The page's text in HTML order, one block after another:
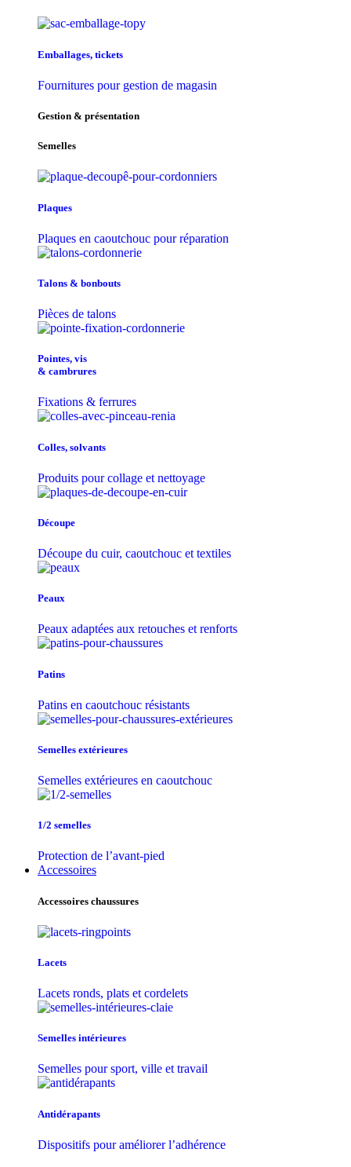
Emballages, tickets
Fournitures pour gestion de magasin
Gestion & présentation
Semelles
Plaques
Plaques en caoutchouc pour réparation
Talons & bonbouts
Pièces de talons
Pointes, vis
& cambrures
Fixations & ferrures
Colles, solvants
Produits pour collage et nettoyage
Découpe
Découpe du cuir, caoutchouc et textiles
Peaux
Peaux adaptées aux retouches et renforts
Patins
Patins en caoutchouc résistants
Semelles extérieures
Semelles extérieures en caoutchouc
1/2 semelles
Protection de l’avant-pied
Accessoires
Accessoires chaussures
Lacets
Lacets ronds, plats et cordelets
Semelles intérieures
Semelles pour sport, ville et travail
Antidérapants
Dispositifs pour améliorer l’adhérence